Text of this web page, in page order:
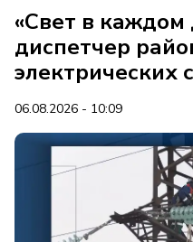
«Свет в каждом
диспетчер
электрических
06.08.2026 - 10:09